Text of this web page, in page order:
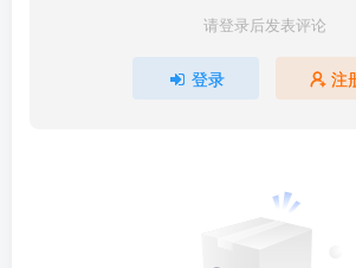
请登录后发表评论
登录 注